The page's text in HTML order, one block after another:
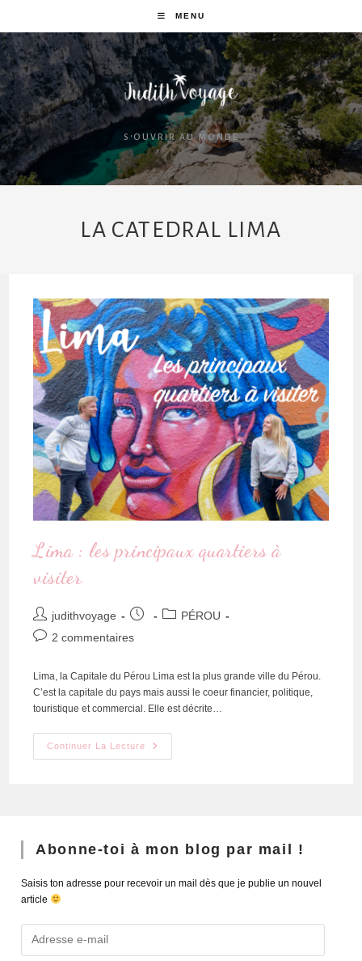
MENU
S'OUVRIR AU MONDE
LA CATEDRAL LIMA
Lima : les principaux quartiers à
visiter
judithvoyage
PÉROU
2 commentaires
Lima, la Capitale du Pérou Lima est la plus grande ville du Pérou.
C’est la capitale du pays mais aussi le coeur financier, politique,
touristique et commercial. Elle est décrite…
Continuer La Lecture
Abonne-toi à mon blog par mail !
Saisis ton adresse pour recevoir un mail dès que je publie un nouvel
article